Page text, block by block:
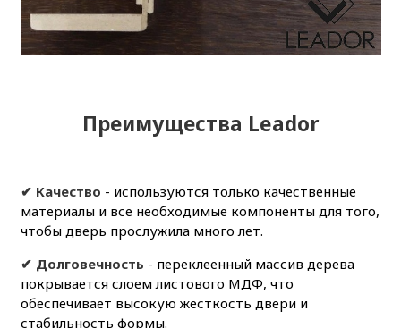
Преимущества Leador
✔ Качество - используются только качественные
материалы и все необходимые компоненты для того,
чтобы дверь прослужила много лет.
✔ Долговечность - переклеенный массив дерева
покрывается слоем листового МДФ, что
обеспечивает высокую жесткость двери и
стабильность формы.